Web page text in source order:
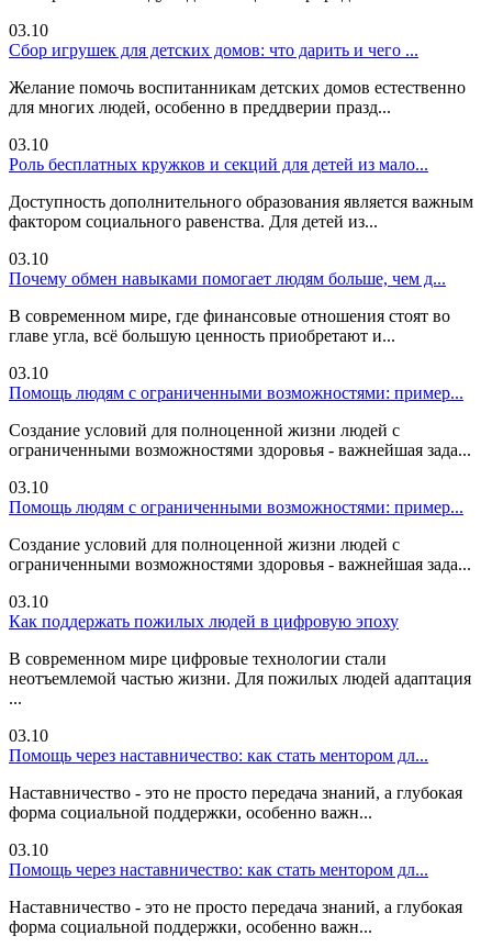
03.10
Сбор игрушек для детских домов: что дарить и чего ...
Желание помочь воспитанникам детских домов естественно
для многих людей, особенно в преддверии празд...
03.10
Роль бесплатных кружков и секций для детей из мало...
Доступность дополнительного образования является важным
фактором социального равенства. Для детей из...
03.10
Почему обмен навыками помогает людям больше, чем д...
В современном мире, где финансовые отношения стоят во
главе угла, всё большую ценность приобретают и...
03.10
Помощь людям с ограниченными возможностями: пример...
Создание условий для полноценной жизни людей с
ограниченными возможностями здоровья - важнейшая зада...
03.10
Помощь людям с ограниченными возможностями: пример...
Создание условий для полноценной жизни людей с
ограниченными возможностями здоровья - важнейшая зада...
03.10
Как поддержать пожилых людей в цифровую эпоху
В современном мире цифровые технологии стали
неотъемлемой частью жизни. Для пожилых людей адаптация
...
03.10
Помощь через наставничество: как стать ментором дл...
Наставничество - это не просто передача знаний, а глубокая
форма социальной поддержки, особенно важн...
03.10
Помощь через наставничество: как стать ментором дл...
Наставничество - это не просто передача знаний, а глубокая
форма социальной поддержки, особенно важн...